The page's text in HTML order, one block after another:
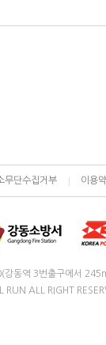
무단수집거부 이용
강동역 3번출구에서
ALL RIGHT